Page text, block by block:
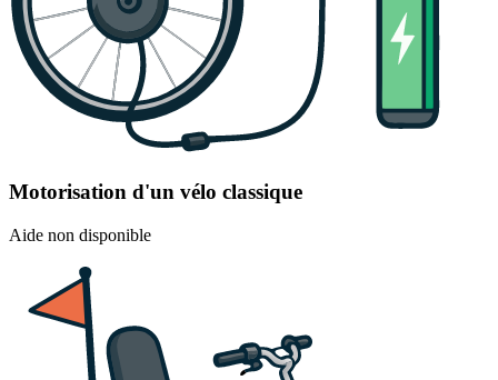
Motorisation d'un vélo classique
Aide non disponible